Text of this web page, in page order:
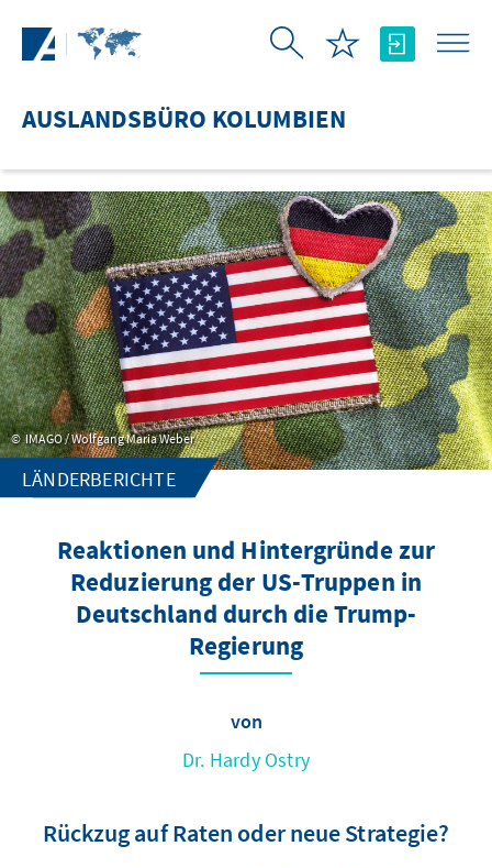
AUSLANDSBÜRO KOLUMBIEN
IMAGO / Wolfgang Maria Weber
LÄNDERBERICHTE
Reaktionen und Hintergründe zur
Reduzierung der US-Truppen in
Deutschland durch die Trump-
Regierung
von
Dr. Hardy Ostry
Rückzug auf Raten oder neue Strategie?